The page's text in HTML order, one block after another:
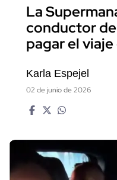
La
conductor
pagar el
Karla Espejel
02 de junio de 2026